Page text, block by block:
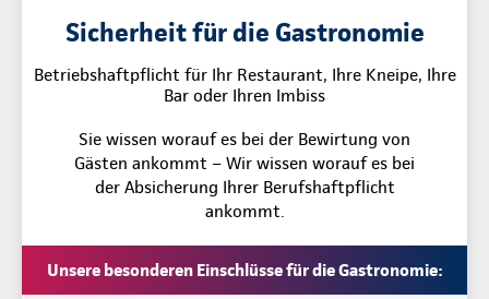
Sicherheit für die Gastronomie
Betriebshaftpflicht für Ihr Restaurant, Ihre Kneipe, Ihre
Bar oder Ihren Imbiss
Sie wissen worauf es bei der Bewirtung von
Gästen ankommt – Wir wissen worauf es bei
der Absicherung Ihrer Berufshaftpflicht
ankommt.
Unsere besonderen Einschlüsse für die Gastronomie: